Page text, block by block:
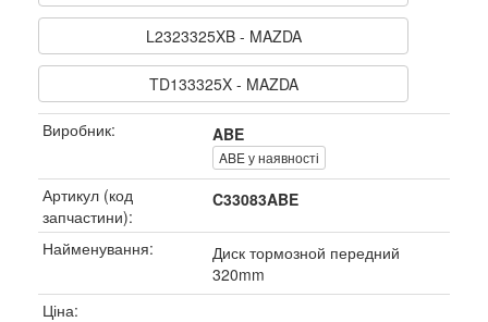
L2323325XB - MAZDA
TD133325X - MAZDA
Виробник: ABE
ABE у наявності
Артикул (код
запчастини):
C33083ABE
Найменування:
Диск тормозной передний
320mm
Ціна: